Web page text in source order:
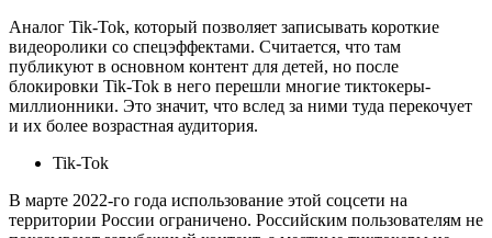
Аналог Tik-Tok, который позволяет записывать короткие
видеоролики со спецэффектами. Считается, что там
публикуют в основном контент для детей, но после
блокировки Tik-Tok в него перешли многие тиктокеры-
миллионники. Это значит, что вслед за ними туда перекочует
и их более возрастная аудитория.
Tik-Tok
В марте 2022-го года использование этой соцсети на
территории России ограничено. Российским пользователям не